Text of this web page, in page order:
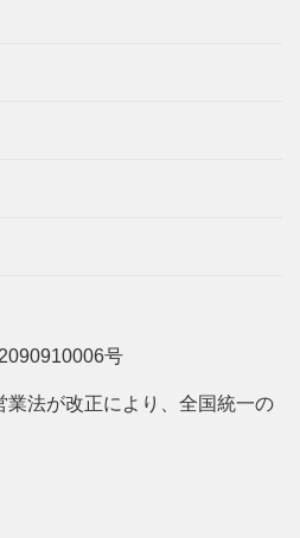
号
法が改正により、全国統一の